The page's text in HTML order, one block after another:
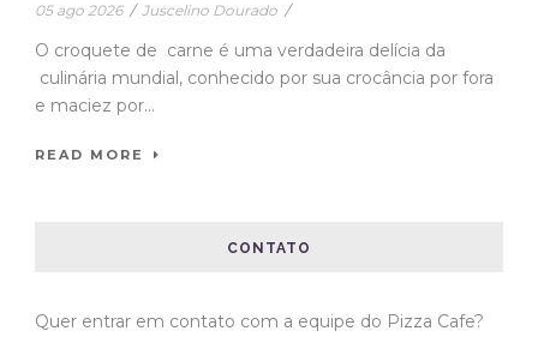
05 ago 2026 / Juscelino Dourado /
O croquete de carne é uma verdadeira delícia da
culinária mundial, conhecido por sua crocância por fora
e maciez por...
READ MORE
CONTATO
Quer entrar em contato com a equipe do Pizza Cafe?